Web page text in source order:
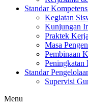
Standar
Kegiatan
Kunjungan
Praktek
Masa
Pembinaan
Peningkatan
Standar
Supervisi
Menu